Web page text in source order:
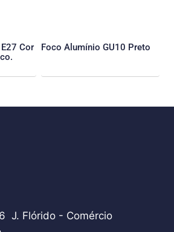
Cor
Foco Alumínio GU10 Preto
J. Flórido - Comércio